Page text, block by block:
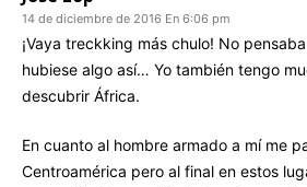
14 de diciembre de 2016 En 6:06 pm
¡Vaya treckking más chulo! No
hubiese algo así… Yo también tengo
descubrir África.
En cuanto al hombre armado a mí me
Centroamérica pero al final en estos